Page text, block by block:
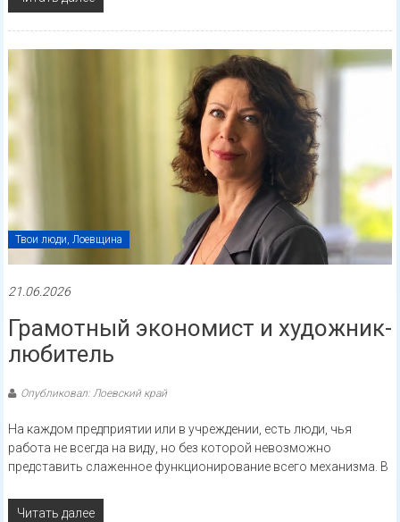
Твои люди, Лоевщина
21.06.2026
Грамотный экономист и художник-
любитель
Опубликовал: Лоевский край
На каждом предприятии или в учреждении, есть люди, чья
работа не всегда на виду, но без которой невозможно
представить слаженное функционирование всего механизма. В
Читать далее